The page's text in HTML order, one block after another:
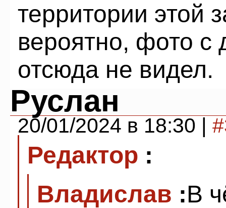
территории этой
вероятно, фото с
отсюда не видел.
Руслан
20/01/2024 в 18:30 |
Редактор :
Владислав :В